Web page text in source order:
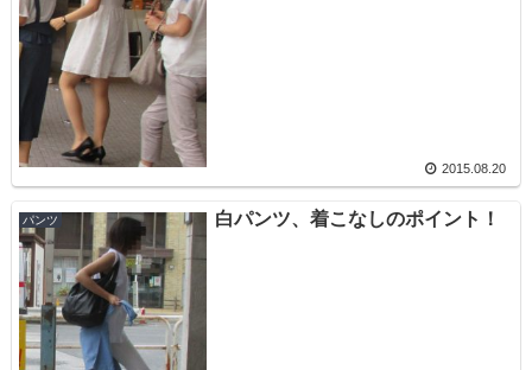
2015.08.20
パンツ 白パンツ、着こなしのポイント！